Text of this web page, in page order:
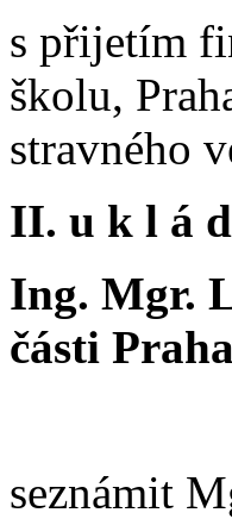
s přijetím
školu,
stravného
II. u k l á
Ing. Mgr.
části
seznámit